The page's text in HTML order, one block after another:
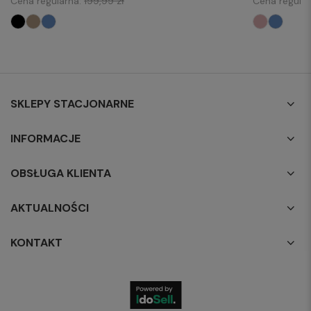
SKLEPY STACJONARNE
INFORMACJE
OBSŁUGA KLIENTA
AKTUALNOŚCI
KONTAKT